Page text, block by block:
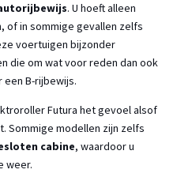
. U hoeft alleen
of in sommige gevallen zelfs
voertuigen bijzonder
die om wat voor reden dan ook
een B-rijbewijs.
Futura het gevoel alsof
Sommige modellen zijn zelfs
cabine, waardoor u
weer.